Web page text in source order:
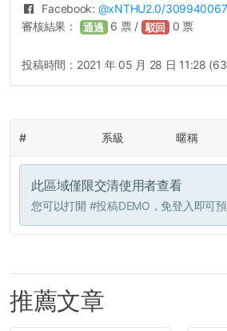
Facebook: @xNTHU2.0/
審核結果： 通過 6 票 / 駁回 0 票
投稿時間： 2021 年 05 月 28 日 11:28
# 系級 暱稱
此區域僅限交清使用者查看
您可以打開 #投稿DEMO ，免登入即可
推薦文章